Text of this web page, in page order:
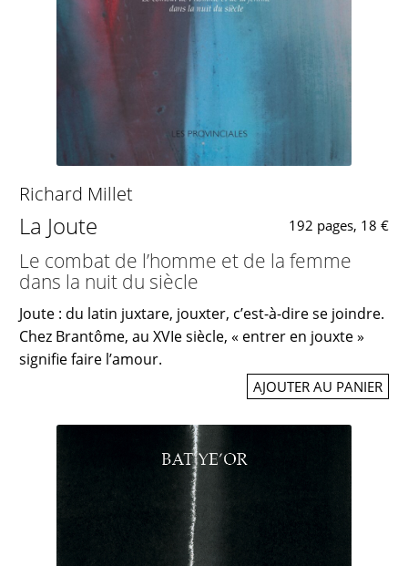
Richard Millet
La Joute 192 pages, 18 €
Le combat de l’homme et de la femme
dans la nuit du siècle
Joute : du latin juxtare, jouxter, c’est-à-dire se joindre.
Chez Brantôme, au XVIe siècle, « entrer en jouxte »
signifie faire l’amour.
AJOUTER AU PANIER